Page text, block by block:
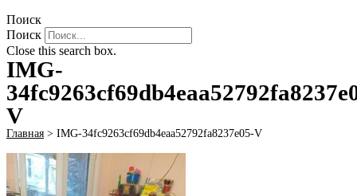
Поиск
Поиск
Close this search box.
IMG-
V
Главная > IMG-34fc9263cf69db4eaa52792fa8237e05-V